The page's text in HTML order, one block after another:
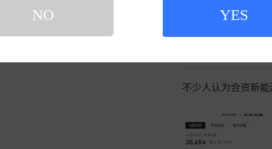
NO YES
不少人认为合资新